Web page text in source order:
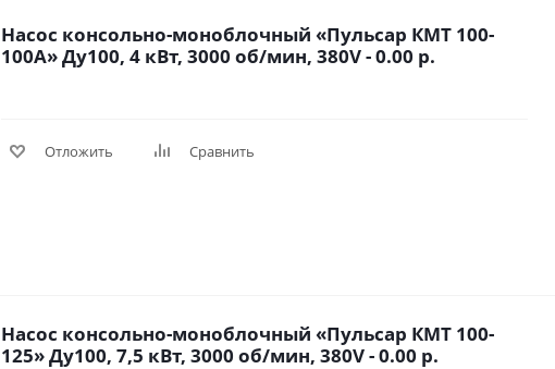
Насос консольно-моноблочный «Пульсар КМТ 100-
100А» Ду100, 4 кВт, 3000 об/мин, 380V - 0.00 р.
Отложить Сравнить
Насос консольно-моноблочный «Пульсар КМТ 100-
125» Ду100, 7,5 кВт, 3000 об/мин, 380V - 0.00 р.